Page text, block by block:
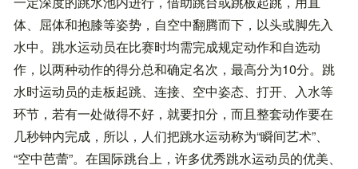
体、屈体和抱膝等姿势，自空中翻腾而下，以头或脚先入
水中。跳水运动员在比赛时均需完成规定动作和自选动
作，以两种动作的得分总和确定名次，最高分为10分。跳
水时运动员的走板起跳、连接、空中姿态、打开、入水等
环节，若有一处做得不好，就要扣分，而且整套动作要在
几秒钟内完成，所以，人们把跳水运动称为“瞬间艺术”、
“空中芭蕾”。在国际跳台上，许多优秀跳水运动员的优美、